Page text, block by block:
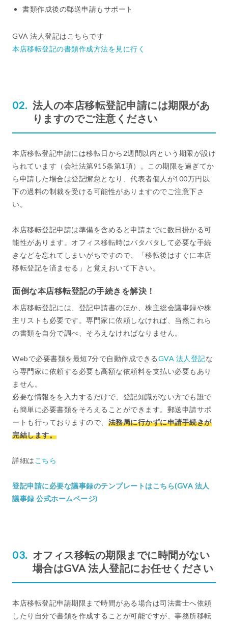
書類作成後の郵送申請もサポート
GVA 法人登記はこちらです
本店移転登記の書類作成方法を見に行く
法人の本店移転登記申請には期限があ
りますのでご注意ください
本店移転登記申請には移転日から2週間以内という期限が設け
られています（会社法第915条第1項）。この期限を過ぎてか
ら申請した場合は登記懈怠となり、代表者個人が100万円以
下の過料の制裁を受ける可能性がありますのでご注意下さ
い。
本店移転登記申請は準備を含めると申請までに数日掛かる可
能性があります。オフィス移転時はバタバタして必要な手続
きなどを忘れてしまいがちですので、「移転後はすぐに本店
移転登記を済ませる」と覚えおいて下さい。
面倒な本店移転登記の手続きを解決！
本店移転登記には、登記申請書のほか、株主総会議事録や株
主リストも必要です。専門家に依頼しなければ、当然これら
の書類を自分で調べ、そろえなければなりません。
Webで必要書類を最短7分で自動作成できるGVA 法人登記な
ら専門家に依頼する必要も高額な依頼料を支払い必要もあり
ません。
必要な情報をを入力するだけで、登記知識がない方でも誰で
も簡単に必要書類をそろえることができます。郵送申請サポ
ートも行っておりますので、 法務局に行かずに申請手続きが
完結します。
詳細は こちら
登記申請に必要な議事録のテンプレートはこちら(GVA 法人
議事録 公式ホームページ)
オフィス移転の期限までに時間がない
場合はGVA 法人登記にお任せください
本店移転登記申請期限まで時間がある場合は司法書士へ依頼
したり自分で書類を作成することが可能ですが、事務所移転